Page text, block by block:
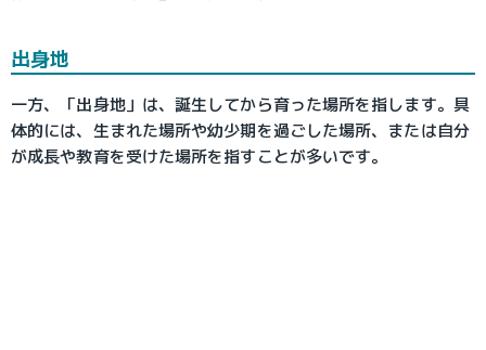
出身地
一方、「出身地」は、誕生してから育った場所を指します。具
体的には、生まれた場所や幼少期を過ごした場所、または自分
が成長や教育を受けた場所を指すことが多いです。